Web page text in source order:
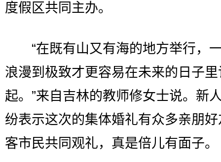
度假区共同主办。
“在既有山又有海的地方举行，
浪漫到极致才更容易在未来的日子里
起。”来自吉林的教师修女士说。新
纷表示这次的集体婚礼有众多亲朋
客市民共同观礼，真是倍儿有面子。